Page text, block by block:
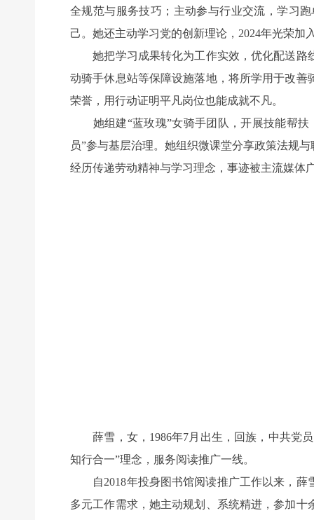
全规范与服务技巧；主动参与行业交流，学习
己。她还主动学习党的创新理论，2024年光荣
她把学习成果转化为工作实效，优化配送路
动骑手休息站等保障设施落地，将所学用于改
荣誉，用行动证明平凡岗位也能成就不凡。
她组建“蓝玫瑰”女骑手团队，开展技能帮扶
员”参与基层治理。她组织微课堂分享政策法规
经历传递劳动精神与学习理念，事迹被主流媒体
薛雪，女，1986年7月出生，回族，中共党员
知行合一”理念，服务阅读推广一线。
自2018年投身图书馆阅读推广工作以来，薛
多元工作需求，她主动规划、系统精进，参加